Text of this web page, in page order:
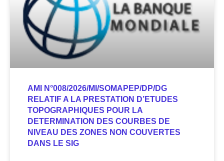
AMI N°008/2026/MI/SOMAPEP/DP/DG
RELATIF A LA PRESTATION D’ETUDES
TOPOGRAPHIQUES POUR LA
DETERMINATION DES COURBES DE
NIVEAU DES ZONES NON COUVERTES
DANS LE SIG